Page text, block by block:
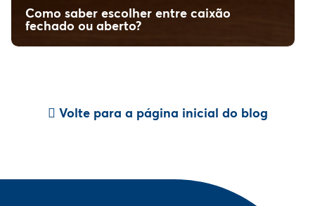
Como saber escolher entre caixão
fechado ou aberto?
Volte para a página inicial do blog